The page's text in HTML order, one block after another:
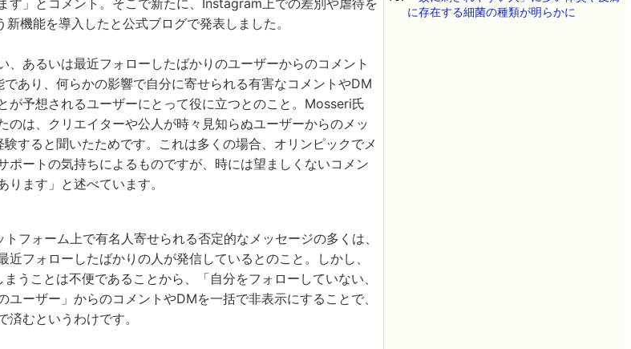
新機能を導入したと公式ブログで発表しました。
、あるいは最近フォローしたばかりのユーザーからのコメント
あり、何らかの影響で自分に寄せられる有害なコメントやDM
が予想されるユーザーにとって役に立つとのこと。Mosseri氏
のは、クリエイターや公人が時々見知らぬユーザーからのメッ
すると聞いたためです。これは多くの場合、オリンピックでメ
ポートの気持ちによるものですが、時には望ましくないコメン
ります」と述べています。
フォーム上で有名人寄せられる否定的なメッセージの多くは、
フォローしたばかりの人が発信しているとのこと。しかし、
うことは不便であることから、「自分をフォローしていない、
ユーザー」からのコメントやDMを一括で非表示にすることで、
むというわけです。
に存在する細菌の種類が明らかに